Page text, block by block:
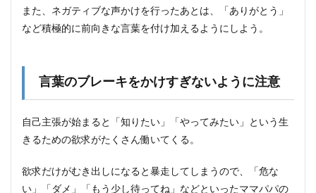
性が
なく
ても
3
また、ネガティブな声かけを行ったあとは、「ありがとう」
など積極的に前向きな言葉を付け加えるようにしよう。
言葉のブレーキをかけすぎないように注意
自己主張が始まると「知りたい」「やってみたい」という生
きるための欲求がたくさん働いてくる。
欲求だけがむき出しになると暴走してしまうので、「危な
い」「ダメ」「もう少し待ってね」などといったママパパの